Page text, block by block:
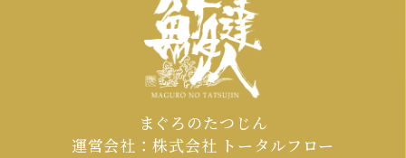
ご連絡が必須となります。
まぐろのたつじん
運営会社：株式会社 トータルフロー